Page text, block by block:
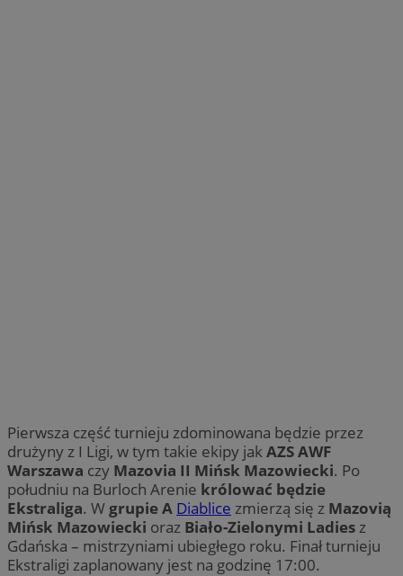
Pierwsza część turnieju zdominowana będzie przez
drużyny z I Ligi, w tym takie ekipy jakAZS AWF
Warszawa czy Mazovia II Mińsk Mazowiecki. Po
południu na Burloch Arenie królować będzie
Ekstraliga. W grupie A Diablice zmierzą się z Mazovią
Mińsk Mazowiecki oraz Biało-Zielonymi Ladiesz
Gdańska – mistrzyniami ubiegłego roku. Finał turnieju
Ekstraligi zaplanowany jest na godzinę 17:00.